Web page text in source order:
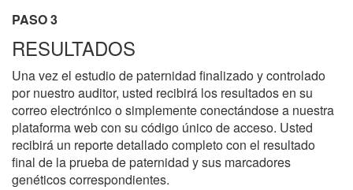
PASO 3
RESULTADOS
Una vez el estudio de paternidad finalizado y controlado
por nuestro auditor, usted recibirá los resultados en su
correo electrónico o simplemente conectándose a nuestra
plataforma web con su código único de acceso. Usted
recibirá un reporte detallado completo con el resultado
final de la prueba de paternidad y sus marcadores
genéticos correspondientes.